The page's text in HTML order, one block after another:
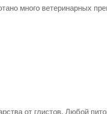
много ветеринарных
от глистов. Любой